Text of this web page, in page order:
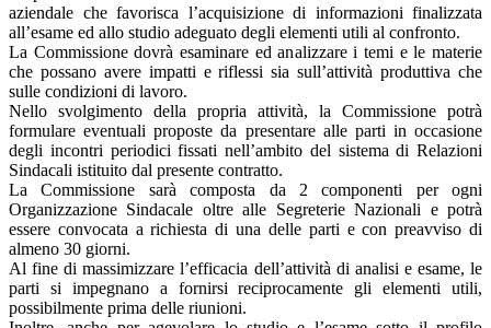
aziendale che favorisca l’acquisizione di informazioni finalizzata
all’esame ed allo studio adeguato degli elementi utili al confronto.
La Commissione dovrà esaminare ed analizzare i temi e le materie
che possano avere impatti e riflessi sia sull’attività produttiva che
sulle condizioni di lavoro.
Nello svolgimento della propria attività, la Commissione potrà
formulare eventuali proposte da presentare alle parti in occasione
degli incontri periodici fissati nell’ambito del sistema di Relazioni
Sindacali istituito dal presente contratto.
La Commissione sarà composta da 2 componenti per ogni
Organizzazione Sindacale oltre alle Segreterie Nazionali e potrà
essere convocata a richiesta di una delle parti e con preavviso di
almeno 30 giorni.
Al fine di massimizzare l’efficacia dell’attività di analisi e esame, le
parti si impegnano a fornirsi reciprocamente gli elementi utili,
possibilmente prima delle riunioni.